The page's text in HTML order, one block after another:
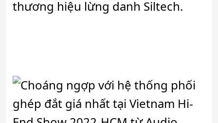
thương hiệu lừng danh Siltech.